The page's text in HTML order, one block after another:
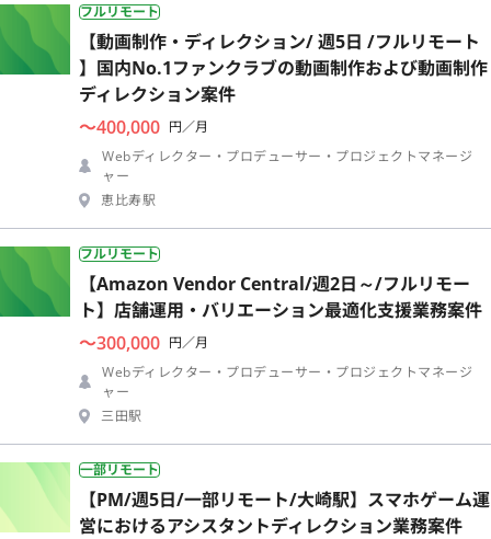
フルリモート
【動画制作・ディレクション/ 週5日 /フルリモート
】国内No.1ファンクラブの動画制作および動画制作
ディレクション案件
〜400,000 円／月
Webディレクター・プロデューサー・プロジェクトマネージ
ャー
恵比寿駅
フルリモート
【Amazon Vendor Central/週2日～/フルリモー
ト】店舗運用・バリエーション最適化支援業務案件
〜300,000 円／月
Webディレクター・プロデューサー・プロジェクトマネージ
ャー
三田駅
一部リモート
【PM/週5日/一部リモート/大崎駅】スマホゲーム運
営におけるアシスタントディレクション業務案件